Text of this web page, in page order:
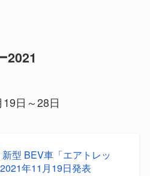
2021
日～28日
型 BEV車「エアトレッ
年11月19日発表